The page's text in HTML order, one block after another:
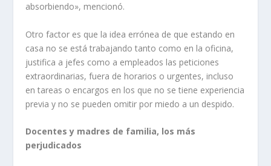
absorbiendo», mencionó.
Otro factor es que la idea errónea de que estando en
casa no se está trabajando tanto como en la oficina,
justifica a jefes como a empleados las peticiones
extraordinarias, fuera de horarios o urgentes, incluso
en tareas o encargos en los que no se tiene experiencia
previa y no se pueden omitir por miedo a un despido.
Docentes y madres de familia, los más
perjudicados